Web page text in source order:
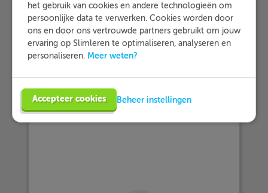
medeklinker. In dit geval verdwijnt een
van de klinkers in de vergrotende trap.
extreem - extremer - extreemst
eenr. In dit geval komt er vaak +der in
plaats van +er in de vergrotende trap:
het gebruik van cookies en andere technologieën om
persoonlijke data te verwerken. Cookies worden door
ons en door ons vertrouwde partners gebruikt om jouw
ervaring op Slimleren te optimaliseren, analyseren en
personaliseren. Meer weten?
Accepteer cookies Beheer instellingen